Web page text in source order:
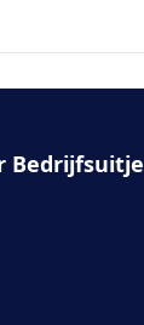
Bedrijfsuitje